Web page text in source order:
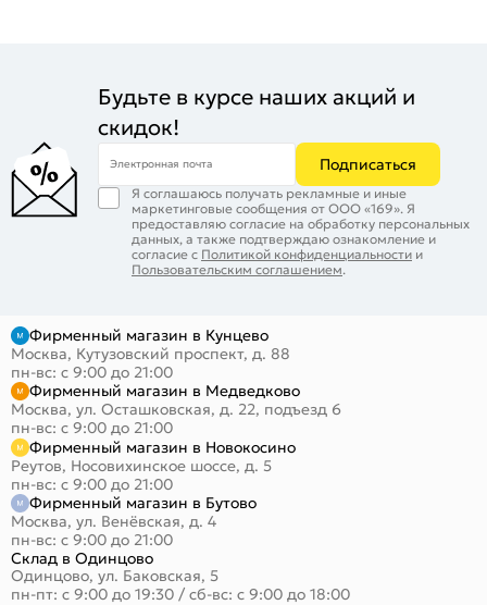
Будьте в курсе наших акций и
скидок!
Электронная почта Подписаться
Я соглашаюсь получать рекламные и иные
маркетинговые сообщения от ООО «169». Я
предоставляю согласие на обработку персональных
данных, а также подтверждаю ознакомление и
согласие с Политикой конфиденциальности и
Пользовательским соглашением.
Фирменный магазин в Кунцево
Москва, Кутузовский проспект, д. 88
пн-вс: с 9:00 до 21:00
Фирменный магазин в Медведково
Москва, ул. Осташковская, д. 22, подъезд 6
пн-вс: с 9:00 до 21:00
Фирменный магазин в Новокосино
Реутов, Носовихинское шоссе, д. 5
пн-вс: с 9:00 до 21:00
Фирменный магазин в Бутово
Москва, ул. Венёвская, д. 4
пн-вс: с 9:00 до 21:00
Склад в Одинцово
Одинцово, ул. Баковская, 5
пн-пт: с 9:00 до 19:30 / сб-вс: с 9:00 до 18:00